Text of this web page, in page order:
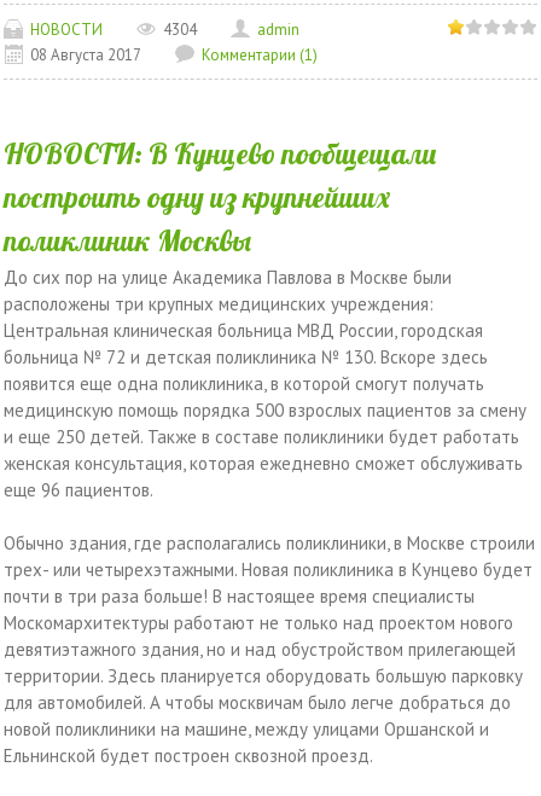
НОВОСТИ 4304
admin
08 Августа 2017
Комментарии (1)
НОВОСТИ: В Кунцево пообщещали
построить одну из крупнейших
поликлиник Москвы
До сих пор на улице Академика Павлова в Москве были
расположены три крупных медицинских учреждения:
Центральная клиническая больница МВД России, городская
больница № 72 и детская поликлиника № 130. Вскоре здесь
появится еще одна поликлиника, в которой смогут получать
медицинскую помощь порядка 500 взрослых пациентов за смену
и еще 250 детей. Также в составе поликлиники будет работать
женская консультация, которая ежедневно сможет обслуживать
еще 96 пациентов.
Обычно здания, где располагались поликлиники, в Москве строили
трех- или четырехэтажными. Новая поликлиника в Кунцево будет
почти в три раза больше! В настоящее время специалисты
Москомархитектуры работают не только над проектом нового
девятиэтажного здания, но и над обустройством прилегающей
территории. Здесь планируется оборудовать большую парковку
для автомобилей. А чтобы москвичам было легче добраться до
новой поликлиники на машине, между улицами Оршанской и
Ельнинской будет построен сквозной проезд.